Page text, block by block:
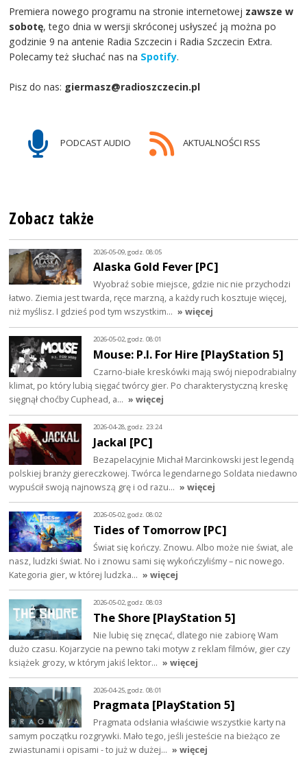
Premiera nowego programu na stronie internetowej zawsze w
sobotę, tego dnia w wersji skróconej usłyszeć ją można po
godzinie 9 na antenie Radia Szczecin i Radia Szczecin Extra.
Polecamy też słuchać nas na Spotify.
Pisz do nas: giermasz@radioszczecin.pl
PODCAST AUDIO AKTUALNOŚCI RSS
Zobacz także
2026-05-09, godz. 08:05
Alaska Gold Fever [PC]
Wyobraź sobie miejsce, gdzie nic nie przychodzi
łatwo. Ziemia jest twarda, ręce marzną, a każdy ruch kosztuje więcej,
niż myślisz. I gdzieś pod tym wszystkim… » więcej
2026-05-02, godz. 08:01
Mouse: P.I. For Hire [PlayStation 5]
Czarno-białe kreskówki mają swój niepodrabialny
klimat, po który lubią sięgać twórcy gier. Po charakterystyczną kreskę
sięgnął choćby Cuphead, a… » więcej
2026-04-28, godz. 23:24
Jackal [PC]
Bezapelacyjnie Michał Marcinkowski jest legendą
polskiej branży giereczkowej. Twórca legendarnego Soldata niedawno
wypuścił swoją najnowszą grę i od razu… » więcej
2026-05-02, godz. 08:02
Tides of Tomorrow [PC]
Świat się kończy. Znowu. Albo może nie świat, ale
nasz, ludzki świat. No i znowu sami się wykończyliśmy – nic nowego.
Kategoria gier, w której ludzka… » więcej
2026-05-02, godz. 08:03
The Shore [PlayStation 5]
Nie lubię się znęcać, dlatego nie zabiorę Wam
dużo czasu. Kojarzycie na pewno taki motyw z reklam filmów, gier czy
książek grozy, w którym jakiś lektor… » więcej
2026-04-25, godz. 08:01
Pragmata [PlayStation 5]
Pragmata odsłania właściwie wszystkie karty na
samym początku rozgrywki. Mało tego, jeśli jesteście na bieżąco ze
zwiastunami i opisami - to już w dużej… » więcej